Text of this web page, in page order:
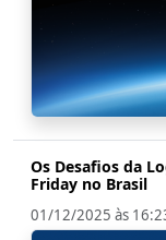
Os Desafios da
Friday no Brasil
01/12/2025 às